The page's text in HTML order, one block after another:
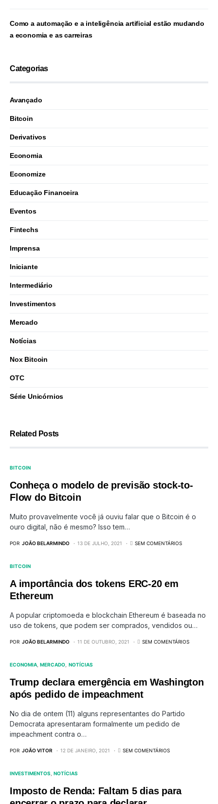
Como a automação e a inteligência artificial estão mudando
a economia e as carreiras
Categorias
Avançado
Bitcoin
Derivativos
Economia
Economize
Educação Financeira
Eventos
Fintechs
Imprensa
Iniciante
Intermediário
Investimentos
Mercado
Notícias
Nox Bitcoin
OTC
Série Unicórnios
Related Posts
BITCOIN
Conheça o modelo de previsão stock-to-
Flow do Bitcoin
Muito provavelmente você já ouviu falar que o Bitcoin é o
ouro digital, não é mesmo? Isso tem…
POR JOÃO BELARMINDO 13 DE JULHO, 2021 SEM COMENTÁRIOS
BITCOIN
A importância dos tokens ERC-20 em
Ethereum
A popular criptomoeda e blockchain Ethereum é baseada no
uso de tokens, que podem ser comprados, vendidos ou…
POR JOÃO BELARMINDO 11 DE OUTUBRO, 2021 SEM COMENTÁRIOS
ECONOMIA MERCADO NOTÍCIAS
Trump declara emergência em Washington
após pedido de impeachment
No dia de ontem (11) alguns representantes do Partido
Democrata apresentaram formalmente um pedido de
impeachment contra o…
POR JOÃO VITOR 12 DE JANEIRO, 2021 SEM COMENTÁRIOS
INVESTIMENTOS NOTÍCIAS
Imposto de Renda: Faltam 5 dias para